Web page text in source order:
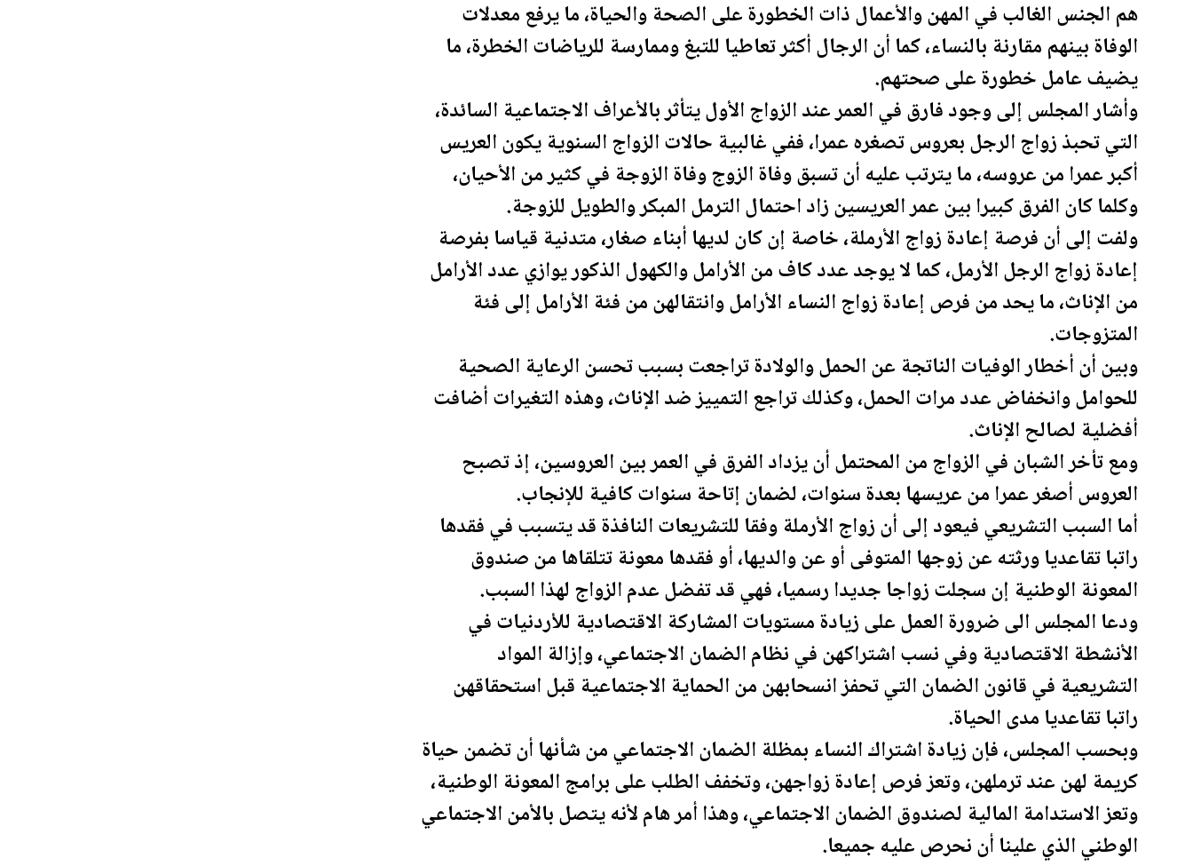
هم الجنس الغالب في المهن والأعمال ذات الخطورة على الصحةوالحياة، ما يرفع معدلات
الوفاة بينهم مقارنة بالنساء، كما أن الرجال أكثر تعاطيا للتبغ وممارسة للرياضات الخطرة، ما
يضيف عامل خطورة على صحتهم.
وأشار المجلس إلى وجود فارق في العمر عند الزواج الأول يتأثر بالأعراف الاجتماعية السائدة،
التي تحبذ زواج الرجل بعروس تصغره عمرا، ففي غالبية حالات الزواج السنوية يكون العريس
أكبر عمرا من عروسه، ما يترتب عليه أن تسبق وفاة الزوج وفاة الزوجة في كثير من الأحيان،
وكلما كان الفرق كبيرا بين عمر العريسين زاد احتمال الترمل المبكر والطويل للزوجة.
ولفت إلى أن فرصة إعادة زواج الأرملة، خاصة إن كان لديها أبناء صغار، متدنية قياسا بفرصة
إعادة زواج الرجل الأرمل، كما لا يوجد عدد كاف من الأرامل والكهول الذكور يوازي عدد الأرامل
من الإناث، ما يحد من فرص إعادة زواج النساء الأرامل وانتقالهن من فئة الأرامل إلى فئة
المتزوجات.
وبين أن أخطار الوفيات الناتجة عن الحمل والولادة تراجعت بسبب تحسن الرعاية الصحية
للحوامل وانخفاض عدد مرات الحمل، وكذلك تراجع التمييز ضد الإناث، وهذه التغيرات أضافت
أفضلية لصالح الإناث.
ومع تأخر الشبان في الزواج من المحتمل أن يزداد الفرق في العمر بين العروسين، إذ تصبح
العروس أصغر عمرا من عريسها بعدة سنوات، لضمان إتاحة سنوات كافية للإنجاب.
أما السبب التشريعي فيعود إلى أن زواج الأرملة وفقا للتشريعات النافذة قد يتسبب في فقدها
راتبا تقاعديا ورثته عن زوجها المتوفى أو عن والديها، أو فقدها معونة تتلقاها من صندوق
المعونة الوطنية إن سجلت زواجا جديدا رسميا، فهي قد تفضل عدم الزواج لهذا السبب.
ودعا المجلس الى ضرورة العمل على زيادة مستويات المشاركة الاقتصادية للأردنيات في
الأنشطة الاقتصادية وفي نسب اشتراكهن في نظامالضمان الاجتماعي، وإزالة المواد
التشريعية في قانون الضمان التي تحفز انسحابهن من الحماية الاجتماعية قبل استحقاقهن
راتبا تقاعديا مدى الحياة.
وبحسب المجلس، فإن زيادة اشتراك النساء بمظلةالضمان الاجتماعيمن شأنها أن تضمن حياة
كريمة لهن عند ترملهن، وتعز فرص إعادة زواجهن، وتخفف الطلب على برامج المعونة الوطنية،
وتعز الاستدامةالمالية لصندوقالضمان الاجتماعي، وهذا أمر هام لأنه يتصل بالأمن الاجتماعي
الوطني الذي علينا أن نحرص عليه جميعا.